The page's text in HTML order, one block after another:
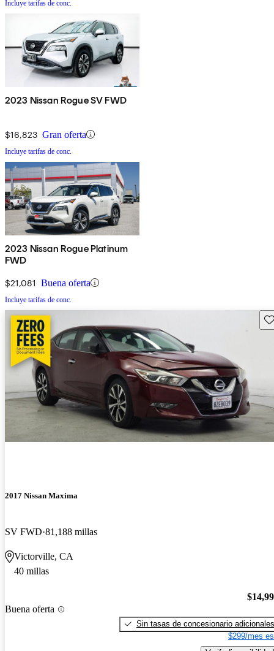
Incluye tarifas de conc.
2023 Nissan Rogue SV FWD
$16,823 Gran oferta
Incluye tarifas de conc.
2023 Nissan Rogue Platinum
FWD
$21,081 Buena oferta
Incluye tarifas de conc.
2017 Nissan Maxima
SV FWD 81,188 millas
Victorville, CA
40 millas
Buena oferta
Sin tasas de concesionario adicionales
$299/mes